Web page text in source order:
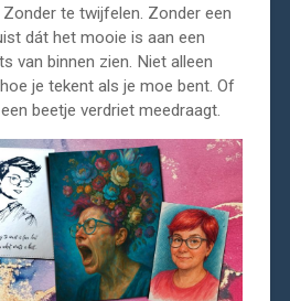
te twijfelen. Zonder een
dát het mooie is aan een
van binnen zien. Niet alleen
je tekent als je moe bent. Of
beetje verdriet meedraagt.